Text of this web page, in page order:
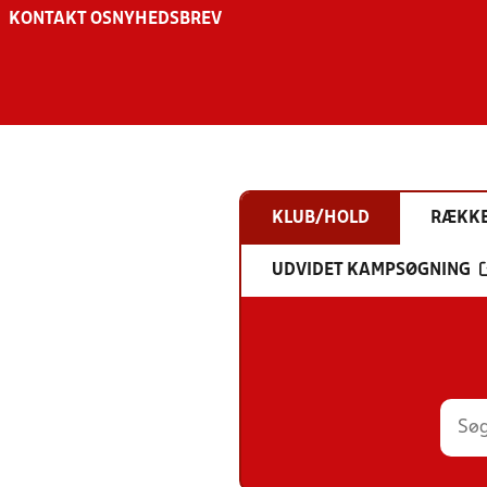
KONTAKT OS NYHEDSBREV
KLUB/HOLD
UDVIDET KAMPSØGNING